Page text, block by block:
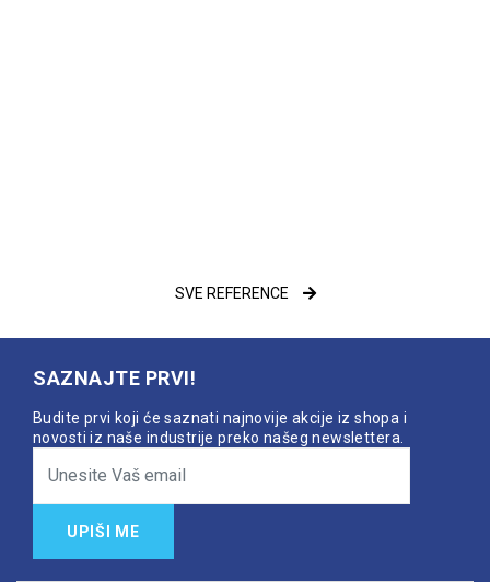
SVE REFERENCE
SAZNAJTE PRVI!
Budite prvi koji će saznati najnovije akcije iz shopa i
novosti iz naše industrije preko našeg newslettera.
UPIŠI ME